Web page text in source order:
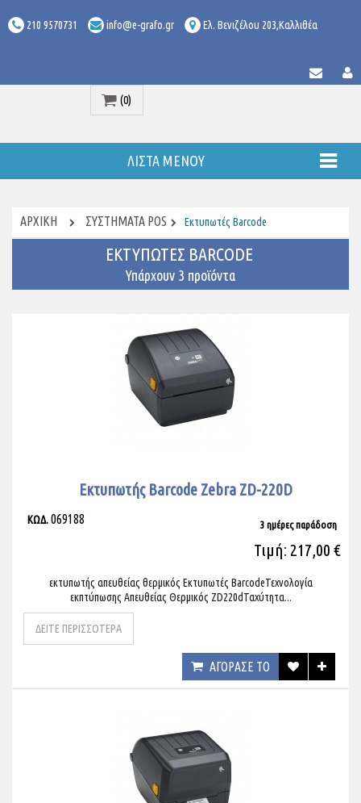
210 9570731 info@e-grafo.gr Ελ. Βενιζέλου 203,Καλλιθέα
(0)
ΛΊΣΤΑ ΜΕΝΟΎ
ΑΡΧΙΚΉ ΣΥΣΤΗΜΑΤΑ POS Εκτυπωτές Barcode
ΕΚΤΥΠΩΤΈΣ BARCODE
Υπάρχουν 3 προϊόντα
Εκτυπωτής Barcode Zebra ZD-220D
3 ημέρες παράδοση
ΚΩΔ.069188
Τιμή: 217,00 €
εκτυπωτής απευθείας θερμικός Εκτυπωτές BarcodeΤεχνολογία
εκπτύπωσης Απευθείας Θερμικός ZD220dΤαχύτητα...
ΔΕΙΤΕ ΠΕΡΙΣΣΟΤΕΡΑ
ΑΓΟΡΑΣΕ ΤΟ